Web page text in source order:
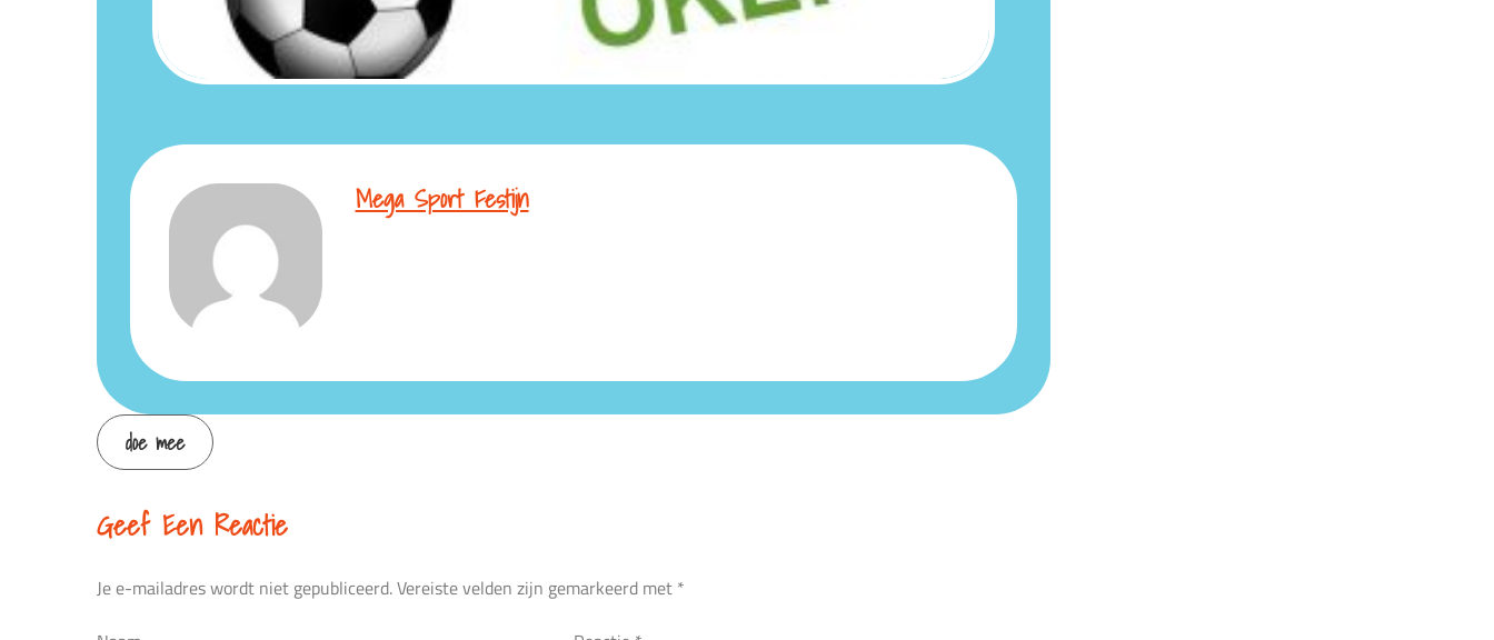
Mega Sport Festijn
Continue
Reading
doe mee
Geef Een Reactie
Je e-mailadres wordt niet gepubliceerd.Vereiste velden zijn gemarkeerd met *